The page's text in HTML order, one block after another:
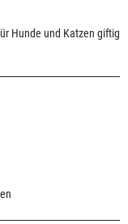
Hunde und Katzen giftig